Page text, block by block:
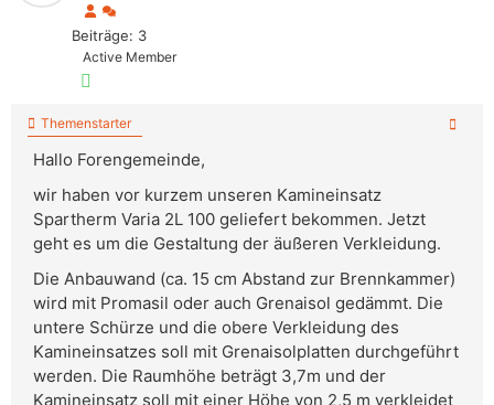
Beiträge: 3
Active Member
Themenstarter
Hallo Forengemeinde,
wir haben vor kurzem unseren Kamineinsatz
Spartherm Varia 2L 100 geliefert bekommen. Jetzt
geht es um die Gestaltung der äußeren Verkleidung.
Die Anbauwand (ca. 15 cm Abstand zur Brennkammer)
wird mit Promasil oder auch Grenaisol gedämmt. Die
untere Schürze und die obere Verkleidung des
Kamineinsatzes soll mit Grenaisolplatten durchgeführt
werden. Die Raumhöhe beträgt 3,7m und der
Kamineinsatz soll mit einer Höhe von 2,5 m verkleidet